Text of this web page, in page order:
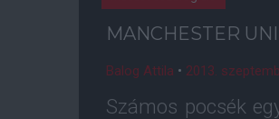
MANCHESTER
Balog Attila • 2013.
Számos pocsék